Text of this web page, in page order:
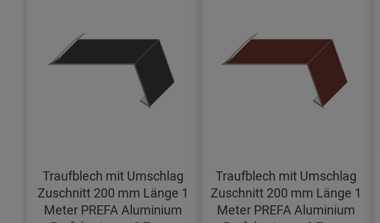
Traufblech mit Umschlag
Zuschnitt 200 mm Länge 1
Meter PREFA Aluminium
Traufblech mit Umschlag
Zuschnitt 200 mm Länge 1
Meter PREFA Aluminium